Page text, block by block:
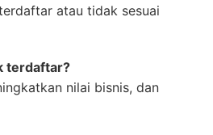
atau tidak sesuai
terdaftar?
nilai bisnis, dan